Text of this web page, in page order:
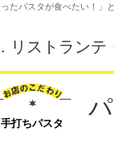
たパスタが食べたい！」
リストランテ
手打ちパスタ